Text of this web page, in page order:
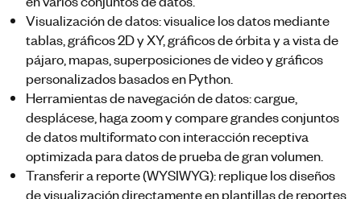
Visualización de datos: visualice los datos mediante
tablas, gráficos 2D y XY, gráficos de órbita y a vista de
pájaro, mapas, superposiciones de video y gráficos
personalizados basados en Python.
Herramientas de navegación de datos: cargue,
desplácese, haga zoom y compare grandes conjuntos
de datos multiformato con interacción receptiva
optimizada para datos de prueba de gran volumen.
Transferir a reporte (WYSIWYG): replique los diseños
de visualización directamente en plantillas de reportes